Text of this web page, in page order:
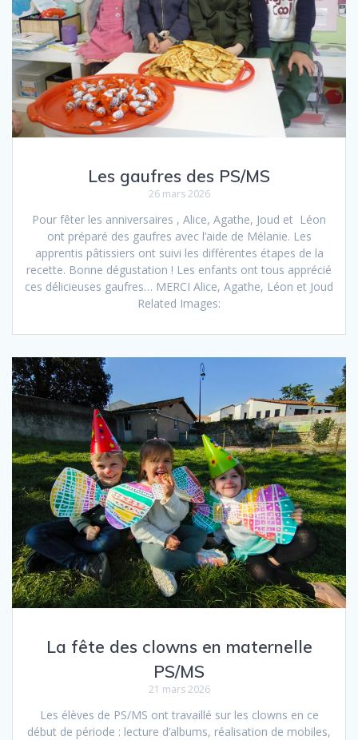
Les gaufres des PS/MS
26 mars 2026
Pour fêter les anniversaires , Alice, Agathe, Joud et Léon
ont préparé des gaufres avec l’aide de Mélanie. Les
apprentis pâtissiers ont suivi les différentes étapes de la
recette. Bonne dégustation ! Les enfants ont tous apprécié
ces délicieuses gaufres… MERCI Alice, Agathe, Léon et Joud
Related Images:
La fête des clowns en maternelle
PS/MS
21 mars 2026
Les élèves de PS/MS ont travaillé sur les clowns en ce
début de période : lecture d’albums, réalisation de mobiles,